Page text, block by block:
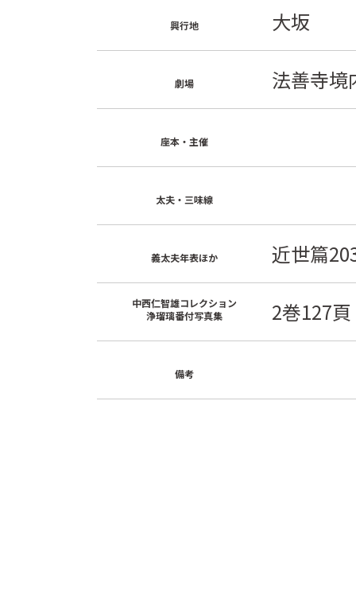
興行地 大坂
劇場 法善寺境
座本・主催
太夫・三味線
義太夫年表ほか 近世篇
中西仁智雄コレクション
浄瑠璃番付写真集
2巻127頁
備考